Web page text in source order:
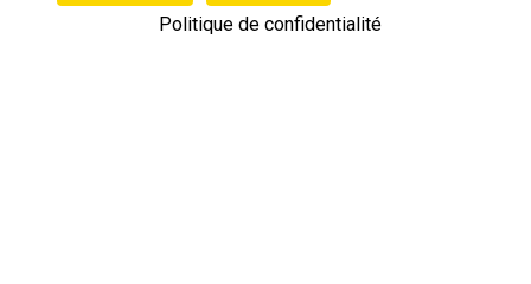
Politique de confidentialité